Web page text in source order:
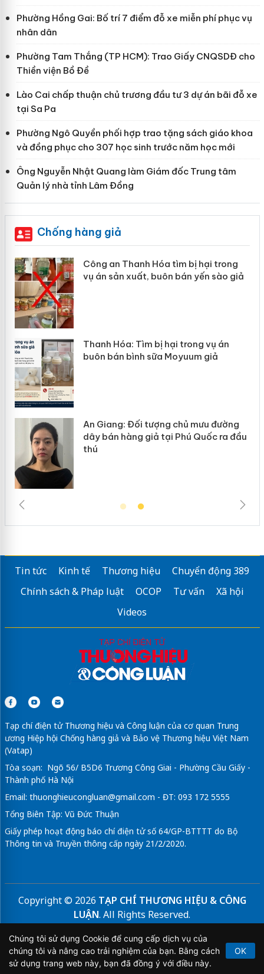
Phường Hồng Gai: Bố trí 7 điểm đỗ xe miễn phí phục vụ
nhân dân
Phường Tam Thắng (TP HCM): Trao Giấy CNQSDĐ cho
Thiền viện Bồ Đề
Lào Cai chấp thuận chủ trương đầu tư 3 dự án bãi đỗ xe
tại Sa Pa
Phường Ngô Quyền phối hợp trao tặng sách giáo khoa
và đồng phục cho 307 học sinh trước năm học mới
Ông Nguyễn Nhật Quang làm Giám đốc Trung tâm
Quản lý nhà tỉnh Lâm Đồng
Chống hàng giả
Công an Thanh Hóa tìm bị hại trong
vụ án sản xuất, buôn bán yến sào giả
Thanh Hóa: Tìm bị hại trong vụ án
buôn bán bình sữa Moyuum giả
An Giang: Đối tượng chủ mưu đường
dây bán hàng giả tại Phú Quốc ra đầu
thú
Tin tức Kinh tế Thương hiệu
Chuyển động 389
Chính sách & Pháp luật
OCOP Tư vấn
Xã hội
Videos
Tạp chí điện tử Thương hiệu và Công luận của cơ quan Trung
ương Hiệp hội Chống hàng giả và Bảo vệ Thương hiệu Việt Nam
(Vatap)
Tòa soạn: Ngõ 56/ B5D6 Trương Công Giai - Phường Cầu Giấy -
Thành phố Hà Nội
Email: thuonghieucongluan@gmail.com - ĐT: 093 172 5555
Tổng Biên Tập: Vũ Đức Thuận
Giấy phép hoạt động báo chí điện tử số 64/GP-BTTTT do Bộ
Thông tin và Truyền thông cấp ngày 21/2/2020.
Copyright © 2026 TẠP CHÍ THƯƠNG HIỆU & CÔNG
LUẬN. All Rights Reserved.
Bản quyền thuộc Tạp chí Thương hiệu và Công luận. Cấm
sao chép dưới mọi hình thức nếu không có sự chấp thuận
bằng văn bản.
Chúng tôi sử dụng Cookie để cung cấp dịch vụ của
chúng tôi và nâng cao trải nghiệm của bạn. Bằng cách
sử dụng trang web này, bạn đã đồng ý với điều này.
OK